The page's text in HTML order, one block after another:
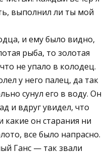
выполнил ли ты мой
и ему было видно,
рыба, то золотая
не упало в колодец.
у него палец, да так
сунул его в воду. Он
и вдруг увидел, что
какие он старания ни
все было напрасно.
Ганс — так звали